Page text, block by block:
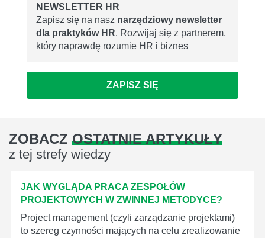
NEWSLETTER HR
Zapisz się na nasz narzędziowy newsletter
dla praktyków HR. Rozwijaj się z partnerem,
który naprawdę rozumie HR i biznes
ZAPISZ SIĘ
ZOBACZ OSTATNIE ARTYKUŁY
z tej strefy wiedzy
JAK WYGLĄDA PRACA ZESPOŁÓW
PROJEKTOWYCH W ZWINNEJ METODYCE?
Project management (czyli zarządzanie projektami)
to szereg czynności mających na celu zrealizowanie